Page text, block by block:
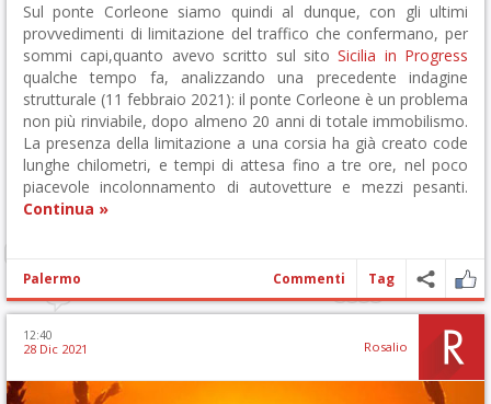
Sul ponte Corleone siamo quindi al dunque, con gli ultimi
provvedimenti di limitazione del traffico che confermano, per
sommi capi,quanto avevo scritto sul sitoSicilia in Progress
qualche tempo fa, analizzando una precedente indagine
strutturale (11 febbraio 2021): il ponte Corleone è un problema
non più rinviabile, dopo almeno 20 anni di totale immobilismo.
La presenza della limitazione a una corsia ha già creato code
lunghe chilometri, e tempi di attesa fino a tre ore, nel poco
piacevole incolonnamento di autovetture e mezzi pesanti.
Continua »
Palermo Commenti Tag
12:40
28 Dic 2021 Rosalio